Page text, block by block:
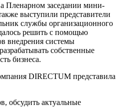
Пленарном заседании мини-
выступили представители
службы организационного
решить с помощью
внедрения системы
собственные
бизнеса.
DIRECTUM представила
обсудить актуальные